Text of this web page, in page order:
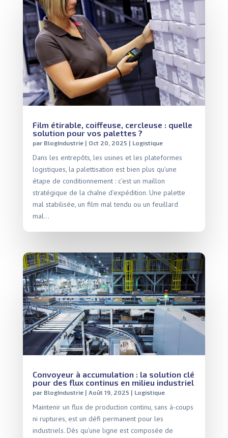
Film étirable, coiffeuse, cercleuse : quelle
solution pour vos palettes ?
par BlogIndustrie| Oct 20, 2025 | Logistique
Dans les entrepôts, les usines et les plateformes
logistiques, la palettisation est bien plus qu’une
étape de conditionnement : c’est un maillon
stratégique de la chaîne d’expédition. Une palette
mal stabilisée, un film mal tendu ou un feuillard
mal...
Convoyeur à accumulation : la solution clé
pour des flux continus en milieu industriel
par BlogIndustrie| Août 19, 2025 | Logistique
Maintenir un flux de production continu, sans à-coups
ni ruptures, est un défi permanent pour les
industriels. Dès qu’une ligne est composée de